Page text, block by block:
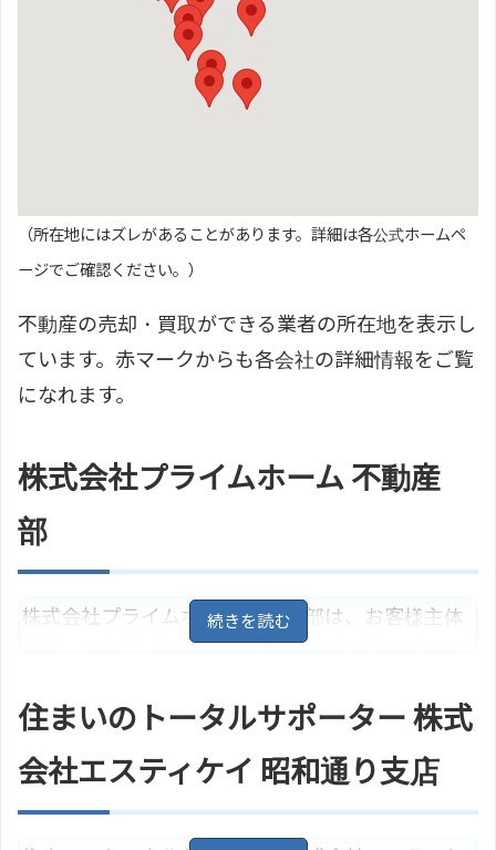
（所在地にはズレがあることがあります。詳細は各公式ホームペ
ージでご確認ください。）
不動産の売却・買取ができる業者の所在地を表示し
ています。赤マークからも各会社の詳細情報をご覧
になれます。
株式会社プライムホーム 不動産
部
株式会社プライムホーム 不動産部は、お客様主体
売却の際は根拠のある査定価格を提供してくれ、
事務所にはキッズコーナーもあり安心して相談に
住まいのトータルサポーター 株式
会社エスティケイ 昭和通り支店